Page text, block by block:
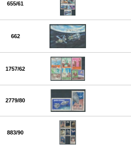
655/61
662
1757/62
2779/80
883/90